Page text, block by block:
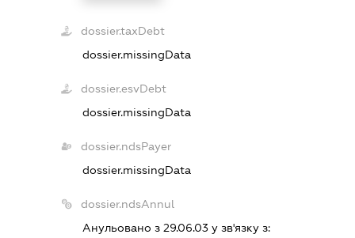
dossier.taxDebt
dossier.missingData
dossier.esvDebt
dossier.missingData
dossier.ndsPayer
dossier.missingData
dossier.ndsAnnul
Анульовано з 29.06.03 у зв'язку з: